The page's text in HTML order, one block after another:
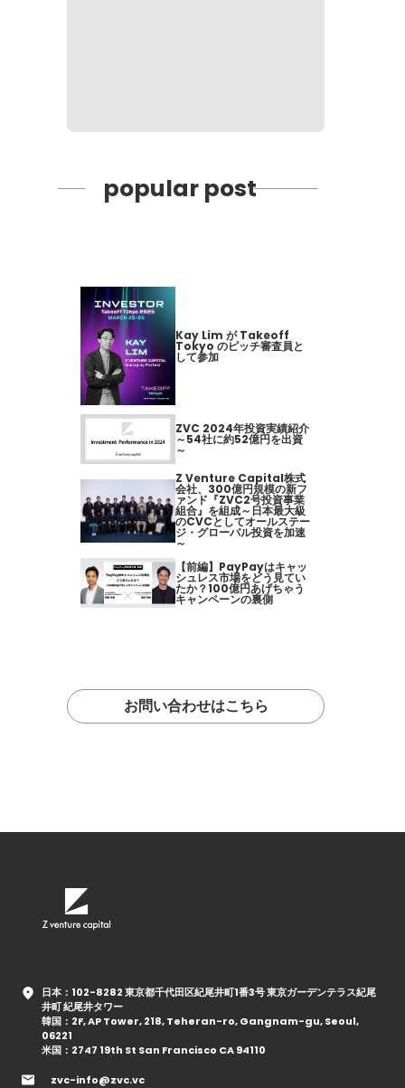
popular post
Kay Lim が Takeoff
Tokyo のピッチ審査員と
して参加
ZVC 2024年投資実績紹介
～54社に約52億円を出資
～
Z Venture Capital株式
会社、300億円規模の新フ
ァンド『ZVC2号投資事業
組合』を組成～日本最大級
のCVCとしてオールステー
ジ・グローバル投資を加速
～
【前編】PayPayはキャッ
シュレス市場をどう見てい
たか？100億円あげちゃう
キャンペーンの裏側
お問い合わせはこちら
日本：102-8282 東京都千代田区紀尾井町1番3号 東京ガーデンテラス紀尾
井町 紀尾井タワー
韓国：2F, AP Tower, 218, Teheran-ro, Gangnam-gu, Seoul,
06221
米国：2747 19th St San Francisco CA 94110
zvc-info@zvc.vc